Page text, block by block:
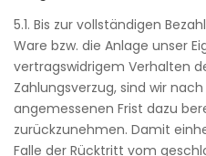
5.1. Bis zur vollständigen
Ware bzw. die Anlage unser
vertragswidrigem Verhalten
Zahlungsverzug, sind wir
angemessenen Frist dazu
zurückzunehmen. Damit
Falle der Rücktritt vom